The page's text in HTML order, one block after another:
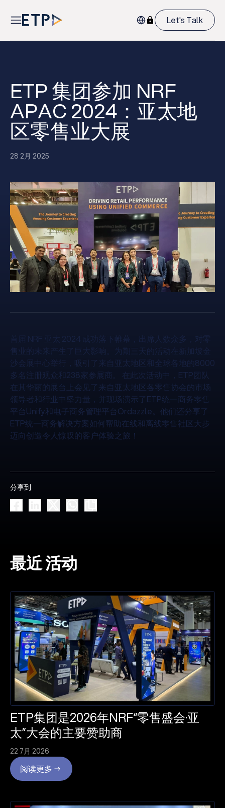
Let's Talk
ETP 集团参加 NRF
APAC 2024：亚太地
区零售业大展
28 2月 2025
首届 NRF 亚太 2024 成功落下帷幕，出席人数众多，对零
售业的未来产生了巨大影响。为期三天的活动在新加坡金
沙会展中心举行，吸引了来自亚太地区和全球各地的8000
多名注册观众和238家参展商。 在此次活动中，ETP团队
在其华丽的展台上会见了来自亚太地区各零售协会的市场
领导者和行业中坚力量，并现场演示了ETP统一商务零售
平台Unify和电子商务管理平台Ordazzle。他们还分享了
ETP统一商务解决方案如何帮助在线和离线零售社区大步
迈向创造令人惊叹的客户体验之旅！
分享到
最近 活动
ETP集团是2026年NRF“零售盛会·亚
太”大会的主要赞助商
22 7月 2026
阅读更多